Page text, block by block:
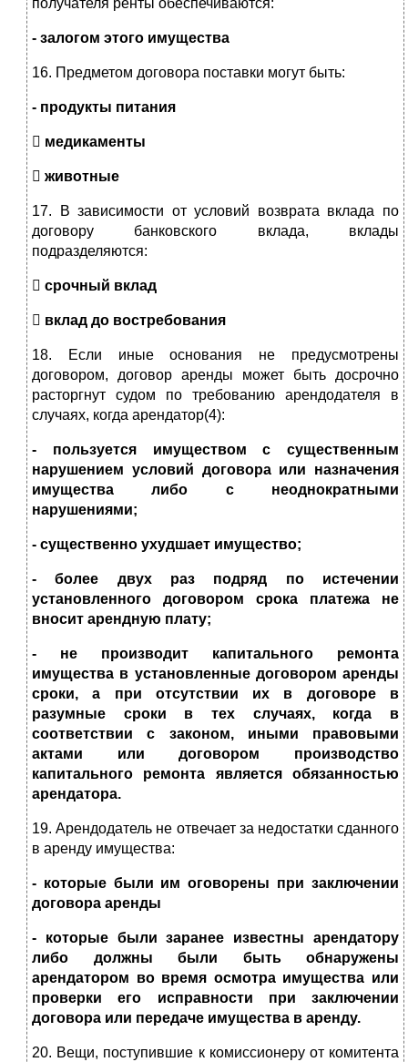
получателя ренты обеспечиваются:
- залогом этого имущества
16. Предметом договора поставки могут быть:
- продукты питания
 медикаменты
 животные
17. В зависимости от условий возврата вклада по
договору банковского вклада, вклады
подразделяются:
 срочный вклад
 вклад до востребования
18. Если иные основания не предусмотрены
договором, договор аренды может быть досрочно
расторгнут судом по требованию арендодателя в
случаях, когда арендатор(4):
- пользуется имуществом с существенным
нарушением условий договора или назначения
имущества либо с неоднократными
нарушениями;
- существенно ухудшает имущество;
- более двух раз подряд по истечении
установленного договором срока платежа не
вносит арендную плату;
- не производит капитального ремонта
имущества в установленные договором аренды
сроки, а при отсутствии их в договоре в
разумные сроки в тех случаях, когда в
соответствии с законом, иными правовыми
актами или договором производство
капитального ремонта является обязанностью
арендатора.
19. Арендодатель не отвечает за недостатки сданного
в аренду имущества:
- которые были им оговорены при заключении
договора аренды
- которые были заранее известны арендатору
либо должны были быть обнаружены
арендатором во время осмотра имущества или
проверки его исправности при заключении
договора или передаче имущества в аренду.
20. Вещи, поступившие к комиссионеру от комитента